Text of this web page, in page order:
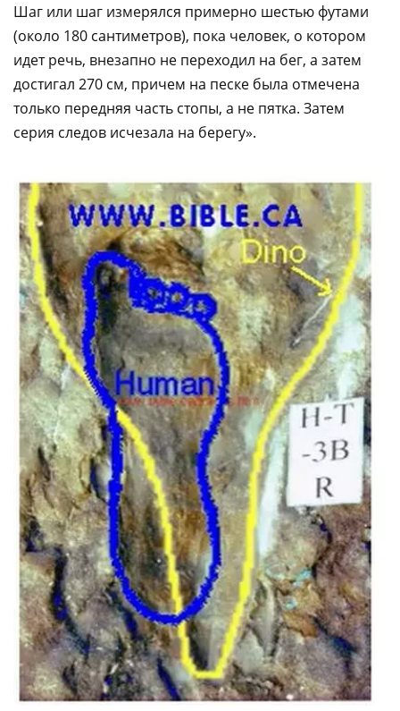
Шаг или шаг измерялся примерно шестью футами
(около 180 сантиметров), пока человек, о котором
идет речь, внезапно не переходил на бег, а затем
достигал 270 см, причем на песке была отмечена
только передняя часть стопы, а не пятка. Затем
серия следов исчезала на берегу».